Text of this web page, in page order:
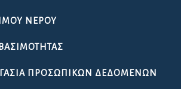
ΝΕΡΟΎ
ΠΡΟΣΩΠΙΚΩΝ ΔΕΔΟΜΕΝΩΝ